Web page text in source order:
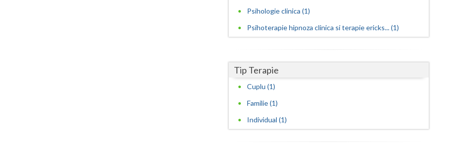
Sibiu
Suceava
Vaslui
Psihologie clinica (1)
Psihoterapie hipnoza clinica si terapie ericks... (1)
Tip Terapie
Cuplu (1)
Familie (1)
Individual (1)